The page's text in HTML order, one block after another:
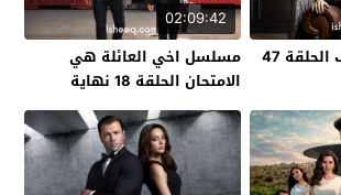
47
02:09:42
مسلسل اخي العائلة هي
الامتحان الحلقة 18 نهاية
الموسم